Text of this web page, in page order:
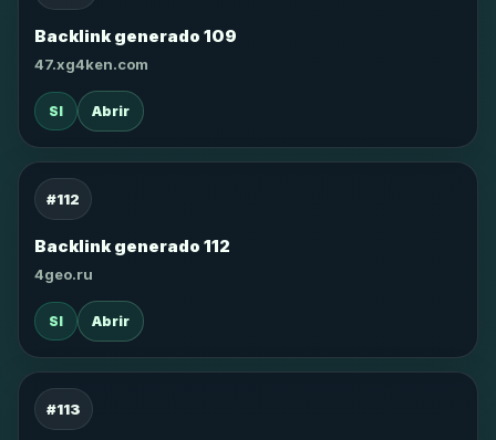
Backlink generado 109
47.xg4ken.com
SI Abrir
#112
Backlink generado 112
4geo.ru
SI Abrir
#113